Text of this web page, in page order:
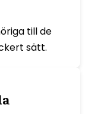
till de
sätt.